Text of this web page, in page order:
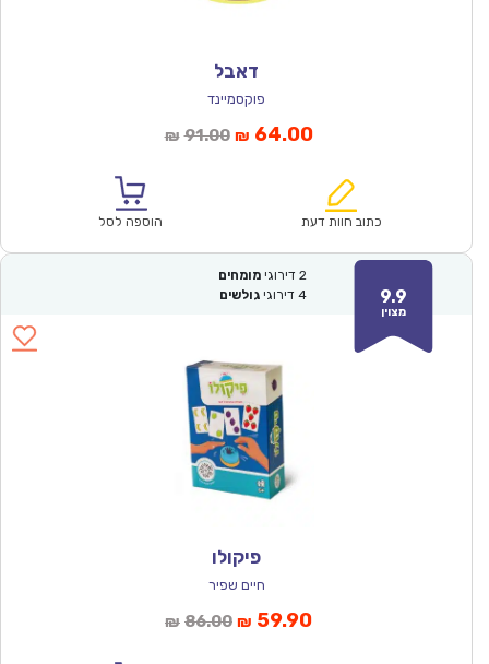
דאבל
פוקסמיינד
₪ 91.00המחיר
₪91.00.
₪ 64.00המחיר
הוא:
כתוב חוות דעת הוספה לסל
9.9
מצוין
2 דירוגי מומחים
4 דירוגי גולשים
פיקולו
חיים שפיר
₪ 86.00המחיר
₪ 59.90המחיר